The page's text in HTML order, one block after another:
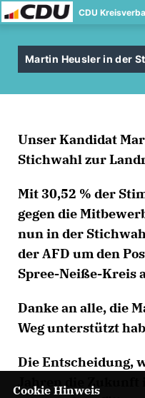
CDU
Martin Heusler in der
Unser Kandidat
Stichwahl zur
Mit 30,52 % der
gegen die
nun in der
der AFD um den
Spree-Neiße-Kreis
Danke an alle, die
Weg unterstützt
Die Entscheidung,
Jahren die Zukunft
Cookie Hinweis